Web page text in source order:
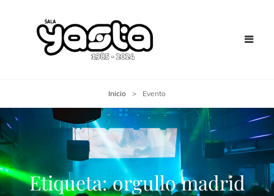
Inicio > Evento
Etiqueta:orgullo madrid